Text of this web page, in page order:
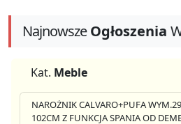
NajnowszeOgłoszenia
Kat. Meble
NAROŻNIK CALVARO+PUFA
102CM Z FUNKCJA SPANIA OD